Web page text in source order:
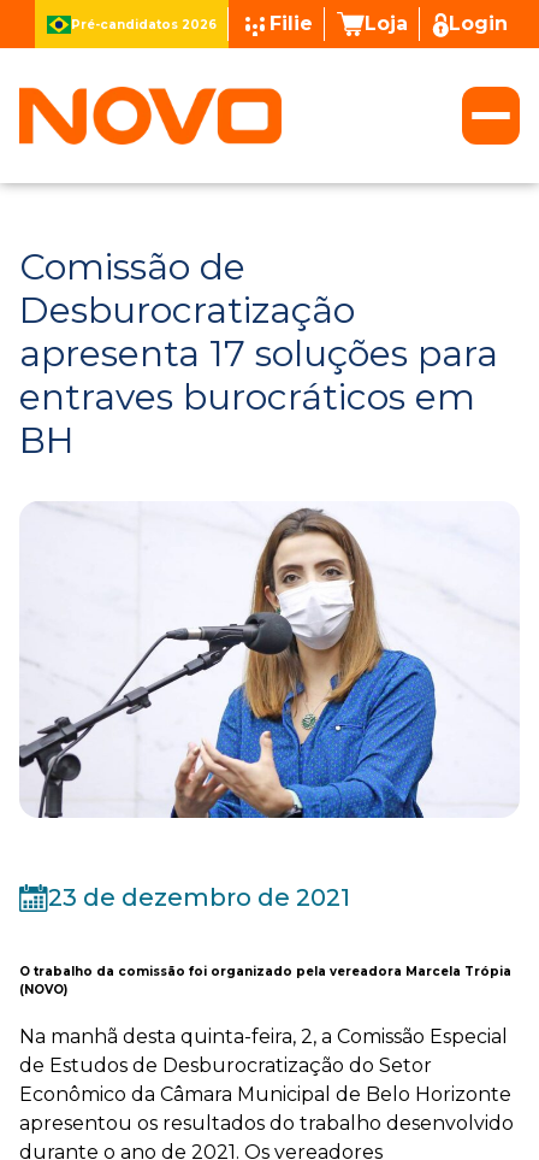
Pré-candidatos 2026 Filie Loja Login
Comissão de
Desburocratização
apresenta 17 soluções para
entraves burocráticos em
BH
23 de dezembro de 2021
O trabalho da comissão foi organizado pela vereadora Marcela Trópia
(NOVO)
Na manhã desta quinta-feira, 2, a Comissão Especial
de Estudos de Desburocratização do Setor
Econômico da Câmara Municipal de Belo Horizonte
apresentou os resultados do trabalho desenvolvido
durante o ano de 2021. Os vereadores